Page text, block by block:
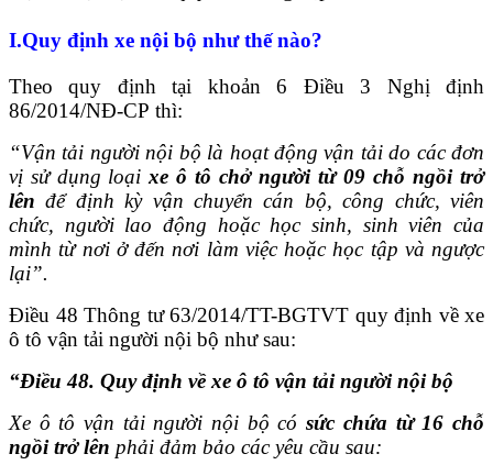
I.Quy định xe nội bộ như thế nào?
Theo quy định tại khoản 6 Điều 3 Nghị định
86/2014/NĐ-CP thì:
“Vận tải người nội bộ là hoạt động vận tải do các đơn
vị sử dụng loạixe ô tô chở người từ 09 chỗ ngồi trở
lên để định kỳ vận chuyển cán bộ, công chức, viên
chức, người lao động hoặc học sinh, sinh viên của
mình từ nơi ở đến nơi làm việc hoặc học tập và ngược
lại”.
Điều 48 Thông tư 63/2014/TT-BGTVT quy định về xe
ô tô vận tải người nội bộ như sau:
“Điều 48. Quy định về xe ô tô vận tải người nội bộ
Xe ô tô vận tải người nội bộ có sức chứa từ 16 chỗ
ngồi trở lên phải đảm bảo các yêu cầu sau: